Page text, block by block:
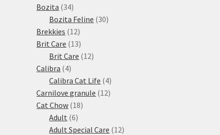
Bozita 3434
produktů
Bozita Feline 3030
Brekkies 1212
produktů
Brit Care 1313
produktů
Brit Care 1212
Calibra 44
produkty
Calibra Cat Life 44
produkty
Carnilove granule 1212
Cat Chow 1818
Adult 66
produktů
Adult Special Care 1212